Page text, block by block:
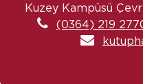
Kuzey Kampüsü
(0364) 219